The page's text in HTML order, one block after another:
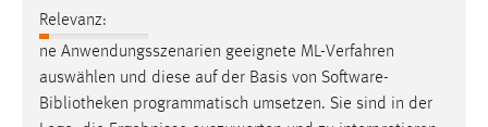
Relevanz:
ne Anwendungsszenarien geeignete ML-Verfahren
auswählen und diese auf der Basis von Software-
Bibliotheken programmatisch umsetzen. Sie sind in der